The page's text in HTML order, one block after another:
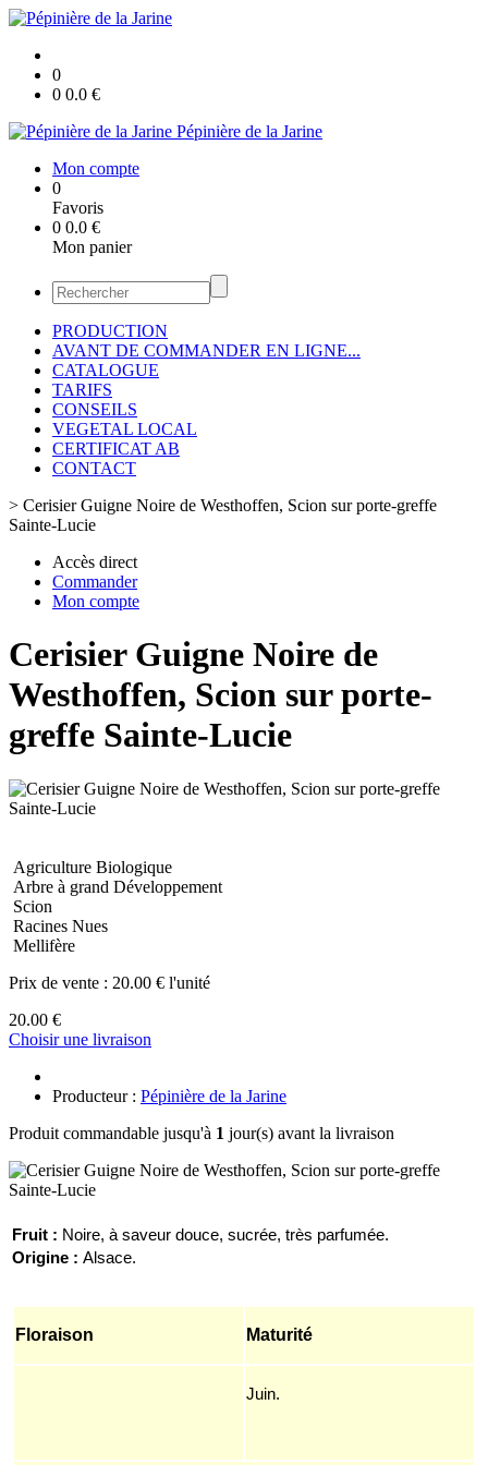
0
0 0.0 €
Pépinière de la Jarine
Mon compte
0
Favoris
0 0.0 €
Mon panier
PRODUCTION
AVANT DE COMMANDER EN LIGNE...
CATALOGUE
TARIFS
CONSEILS
VEGETAL LOCAL
CERTIFICAT AB
CONTACT
> Cerisier Guigne Noire de Westhoffen, Scion sur porte-greffe
Sainte-Lucie
Accès direct
Commander
Mon compte
Cerisier Guigne Noire de
Westhoffen, Scion sur porte-
greffe Sainte-Lucie
Agriculture Biologique
Arbre à grand Développement
Scion
Racines Nues
Mellifère
Prix de vente : 20.00 € l'unité
20.00 €
Choisir une livraison
Producteur : Pépinière de la Jarine
Produit commandable jusqu'à 1 jour(s) avant la livraison
Fruit : Noire, à saveur douce, sucrée, très parfumée.
Origine : Alsace.
Floraison Maturité
Juin.